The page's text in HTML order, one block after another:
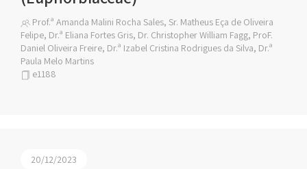
Prof.ª Amanda Malini Rocha Sales, Sr. Matheus Eça de Oliveira
Felipe, Dr.ª Eliana Fortes Gris, Dr. Christopher William Fagg, ProF.
Daniel Oliveira Freire, Dr.ª Izabel Cristina Rodrigues da Silva, Dr.ª
Paula Melo Martins
e1188
20/12/2023